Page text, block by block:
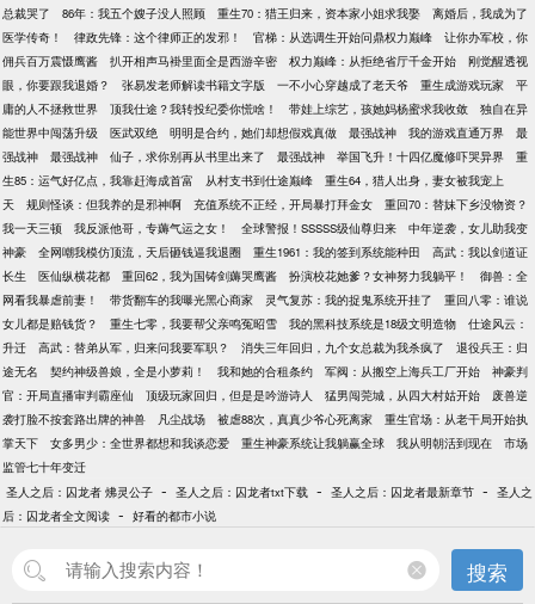
总裁哭了
86年：我五个嫂子没人照顾 重生70：猎王归来，资本家小姐求我娶
离婚后，我成为了
医学传奇！
律政先锋：这个律师正的发邪！ 官梯：从选调生开始问鼎权力巅峰
让你办军校，你
佣兵百万震慑鹰酱
扒开相声马褂里面全是西游辛密 权力巅峰：从拒绝省厅千金开始
刚觉醒透视
眼，你要跟我退婚？
张易发老师解读书籍文字版 一不小心穿越成了老天爷 重生成游戏玩家
平
庸的人不拯救世界
顶我仕途？我转投纪委你慌啥！ 带娃上综艺，孩她妈杨蜜求我收敛
独自在异
能世界中闯荡升级
医武双绝 明明是合约，她们却想假戏真做 最强战神 我的游戏直通万界
最
强战神
最强战神 仙子，求你别再从书里出来了 最强战神 举国飞升！十四亿魔修吓哭异界
重
生85：运气好亿点，我靠赶海成首富
从村支书到仕途巅峰
重生64，猎人出身，妻女被我宠上
天
规则怪谈：但我养的是邪神啊 充值系统不正经，开局暴打拜金女
重回70：替妹下乡没物资？
我一天三顿
我反派他哥，专薅气运之女！ 全球警报！SSSSS级仙尊归来
中年逆袭，女儿助我变
神豪
全网嘲我模仿顶流，天后砸钱逼我退圈 重生1961：我的签到系统能种田
高武：我以剑道证
长生
医仙纵横花都 重回62，我为国铸剑薅哭鹰酱 扮演校花她爹？女神努力我躺平！
御兽：全
网看我暴虐前妻！
带货翻车的我曝光黑心商家 灵气复苏：我的捉鬼系统开挂了
重回八零：谁说
女儿都是赔钱货？
重生七零，我要帮父亲鸣冤昭雪 我的黑科技系统是18级文明造物
仕途风云：
升迁
高武：替弟从军，归来问我要军职？ 消失三年回归，九个女总裁为我杀疯了
退役兵王：归
途无名
契约神级兽娘，全是小萝莉！ 我和她的合租条约 军阀：从搬空上海兵工厂开始
神豪判
官：开局直播审判霸座仙
顶级玩家回归，但是是吟游诗人 猛男闯莞城，从四大村姑开始
废兽逆
袭打脸不按套路出牌的神兽
凡尘战场 被虐88次，真真少爷心死离家
重生官场：从老干局开始执
掌天下
女多男少：全世界都想和我谈恋爱 重生神豪系统让我躺赢全球 我从明朝活到现在
市场
监管七十年变迁
圣人之后：囚龙者 炥灵公子 - 圣人之后：囚龙者txt下载 - 圣人之后：囚龙者最新章节 - 圣人之
后：囚龙者全文阅读 - 好看的都市小说
搜索